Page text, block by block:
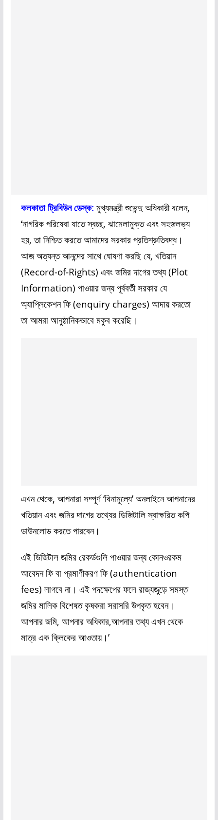
কলকাতা ট্রিবিউন ডেস্ক: মুখ্যমন্ত্রী শুভেন্দু অধিকারী বলেন,
‘নাগরিক পরিষেবা যাতে স্বচ্ছ, ঝামেলামুক্ত এবং সহজলভ্য
হয়, তা নিশ্চিত করতে আমাদের সরকার প্রতিশ্রুতিবদ্ধ।
আজ অত্যন্ত আনন্দের সাথে ঘোষণা করছি যে, খতিয়ান
(Record-of-Rights) এবং জমির দাগের তথ্য (Plot
Information) পাওয়ার জন্য পূর্ববর্তী সরকার যে
অ্যাপ্লিকেশন ফি (enquiry charges) আদায় করতো
তা আমরা আনুষ্ঠানিকভাবে মকুব করেছি।
এখন থেকে, আপনারা সম্পূর্ণ ‘বিনামূল্যে’ অনলাইনে আপনাদের
খতিয়ান এবং জমির দাগের তথ্যের ডিজিটালি স্বাক্ষরিত কপি
ডাউনলোড করতে পারবেন।
এই ডিজিটাল জমির রেকর্ডগুলি পাওয়ার জন্য কোনওরকম
আবেদন ফি বা প্রমাণীকরণ ফি (authentication
fees) লাগবে না। এই পদক্ষেপের ফলে রাজ্যজুড়ে সমস্ত
জমির মালিক বিশেষত কৃষকরা সরাসরি উপকৃত হবেন।
আপনার জমি, আপনার অধিকার,আপনার তথ্য এখন থেকে
মাত্র এক ক্লিকের আওতায়।’